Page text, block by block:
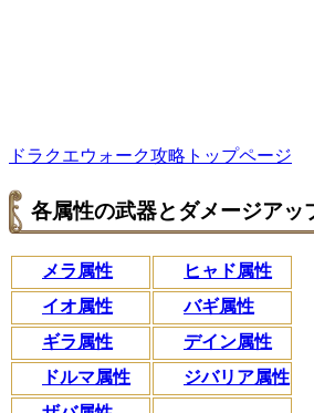
ドラクエウォーク攻略トップページ
各属性の武器とダメージアッ
メラ属性
ヒャド属性
イオ属性
バギ属性
ギラ属性
デイン属性
ドルマ属性
ジバリア属性